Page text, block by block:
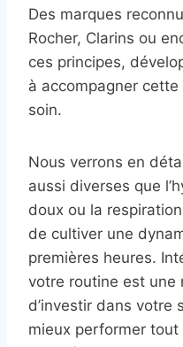
Des marques
Rocher, Clarins ou
ces principes,
à accompagner
soin.
Nous verrons en
aussi diverses que
doux ou la
de cultiver une
premières heures.
votre routine est une
d’investir dans votre
mieux performer